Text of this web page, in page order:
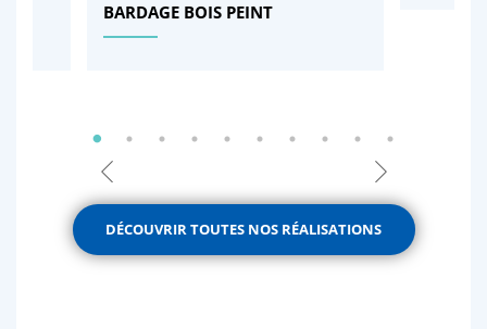
BARDAGE BOIS PEINT
DÉCOUVRIR TOUTES NOS RÉALISATIONS